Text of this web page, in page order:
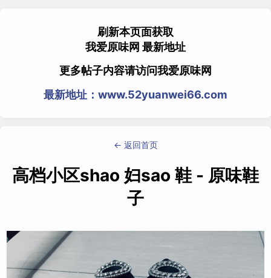
刷新本页面获取
我爱原味网 最新地址
更多帖子内容请访问我爱原味网
最新地址：www.52yuanwei66.com
← 返回首页
高档小区shao 妇sao 鞋 - 原味鞋
子